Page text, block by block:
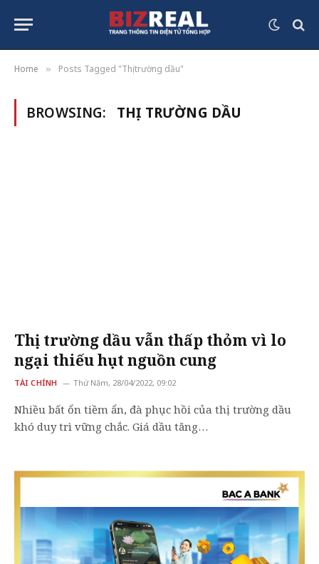
Home » Posts Tagged "Thị trường dầu"
BROWSING: THỊ TRƯỜNG DẦU
Thị trường dầu vẫn thấp thỏm vì lo
ngại thiếu hụt nguồn cung
TÀI CHÍNH Thứ Năm, 28/04/2022, 09:02
Nhiều bất ổn tiềm ẩn, đà phục hồi của thị trường dầu
khó duy trì vững chắc. Giá dầu tăng…